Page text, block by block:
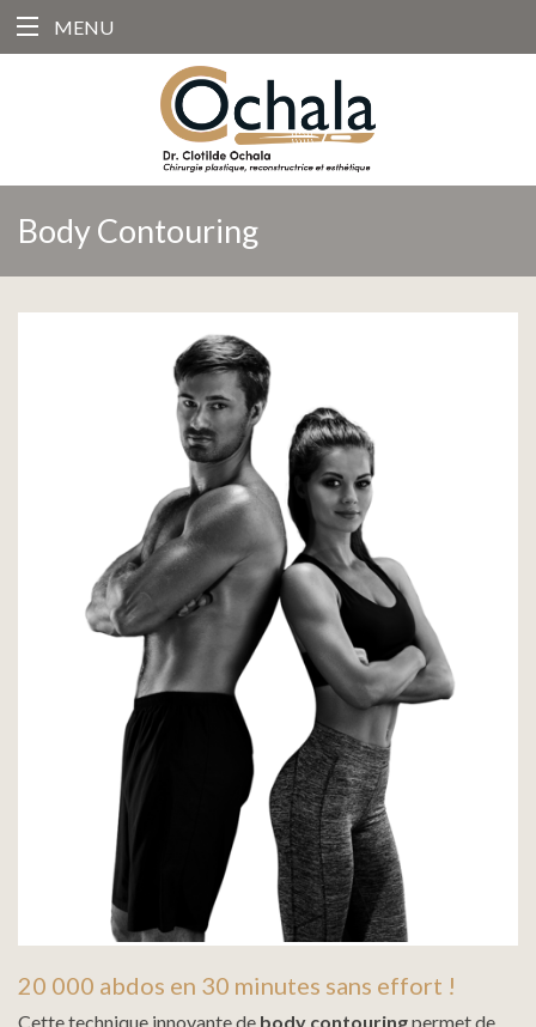
MENU
Body Contouring
20 000 abdos en 30 minutes sans effort !
Cette technique innovante de body contouringpermet de